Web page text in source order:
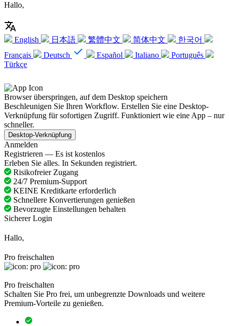
Hallo,
English 日本語 繁體中文 简体中文
한국어
Français
Deutsch Español Italiano
Português
Türkçe
Browser überspringen, auf dem Desktop speichern
Beschleunigen Sie Ihren Workflow. Erstellen Sie eine Desktop-
Verknüpfung für sofortigen Zugriff. Funktioniert wie eine App – nur
schneller.
Desktop-Verknüpfung
Anmelden
Registrieren — Es ist kostenlos
Erleben Sie alles. In Sekunden registriert.
Risikofreier Zugang
24/7 Premium-Support
KEINE Kreditkarte erforderlich
Schnellere Konvertierungen genießen
Bevorzugte Einstellungen behalten
Sicherer Login
Hallo,
Pro freischalten
Pro freischalten
Schalten Sie Pro frei, um unbegrenzte Downloads und weitere
Premium-Vorteile zu genießen.